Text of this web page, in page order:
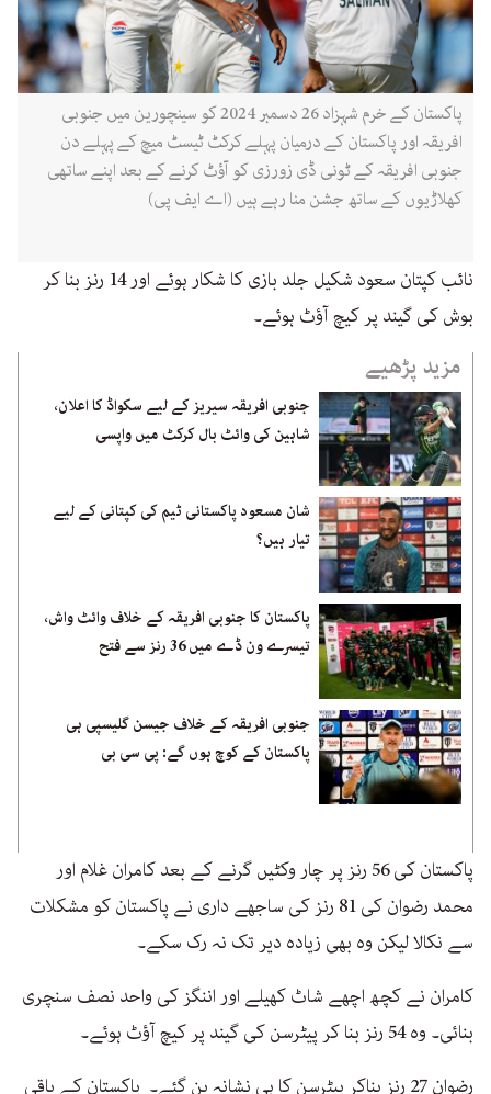
پاکستان کے خرم شہزاد 26 دسمبر 2024 کو سینچورین میں جنوبی
افریقہ اور پاکستان کے درمیان پہلے کرکٹ ٹیسٹ میچ کے پہلے دن
جنوبی افریقہ کے ٹونی ڈی زورزی کو آؤٹ کرنے کے بعد اپنے ساتھی
کھلاڑیوں کے ساتھ جشن منا رہے ہیں (اے ایف پی)
نائب کپتان سعود شکیل جلد بازی کا شکار ہوئے اور 14 رنز بنا کر
بوش کی گیند پر کیچ آؤٹ ہوئے۔
مزید پڑھیے
جنوبی افریقہ سیریز کے لیے سکواڈ کا اعلان،
شاہین کی وائٹ بال کرکٹ میں واپسی
شان مسعود پاکستانی ٹیم کی کپتانی کے لیے
تیار ہیں؟
پاکستان کا جنوبی افریقہ کے خلاف وائٹ واش،
تیسرے ون ڈے میں 36 رنز سے فتح
جنوبی افریقہ کے خلاف جیسن گلیسپی ہی
پاکستان کے کوچ ہوں گے: پی سی بی
پاکستان کی 56 رنز پر چار وکٹیں گرنے کے بعد کامران غلام اور
محمد رضوان کی 81 رنز کی ساجھے داری نے پاکستان کو مشکلات
سے نکالا لیکن وہ بھی زیادہ دیر تک نہ رک سکے۔
کامران نے کچھ اچھے شاٹ کھیلے اور اننگز کی واحد نصف سنچری
بنائی۔ وہ 54 رنز بنا کر پیٹرسن کی گیند پر کیچ آؤٹ ہوئے۔
رضوان 27 رنز بناکر پیٹرسن کا ہی نشانہ بن گئے۔ پاکستان کے باقی